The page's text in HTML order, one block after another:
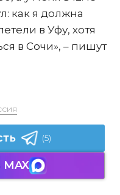
как я должна
в Уфу, хотя
в Сочи», – пишут
(5)